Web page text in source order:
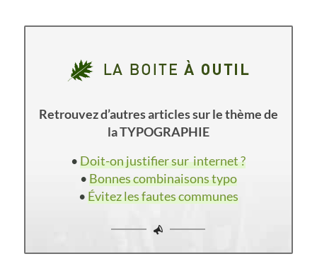
Retrouvez d’autres articles sur le thème de
la TYPOGRAPHIE
•Doit-on justifier sur internet ?
•Bonnes combinaisons typo
•Évitez les fautes communes